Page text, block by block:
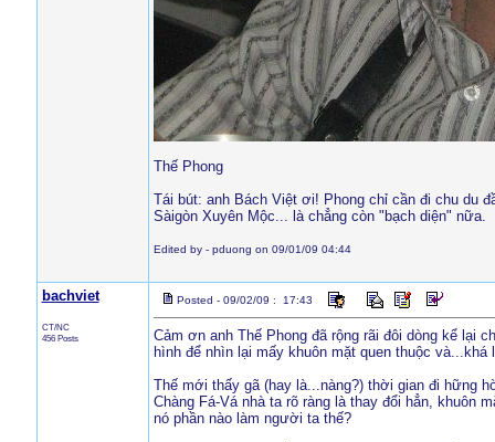
Thế Phong
Tái bút: anh Bách Việt ơi! Phong chỉ cần đi chu du
Sàigòn Xuyên Mộc... là chẳng còn "bạch diện" nữa.
Edited by - pduong on 09/01/09 04:44
bachviet
CT/NC
456 Posts
Posted - 09/02/09 : 17:43
Cảm ơn anh Thế Phong đã rộng rãi đôi dòng kể lại
hình để nhìn lại mấy khuôn mặt quen thuộc
Thế mới thấy gã (hay là...nàng?) thời gian đi hững
Chàng Fá-Vá nhà ta rõ ràng là thay đổi hẳn,
nó phần nào làm người ta thế?